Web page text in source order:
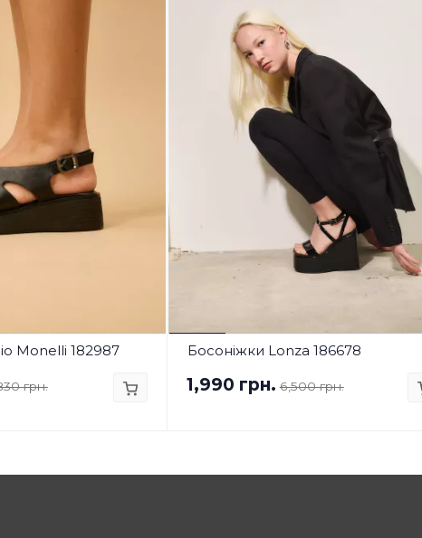
Monelli 182987
грн.
Босоніжки Lonza 186678
1,990 грн. 6,500 грн.